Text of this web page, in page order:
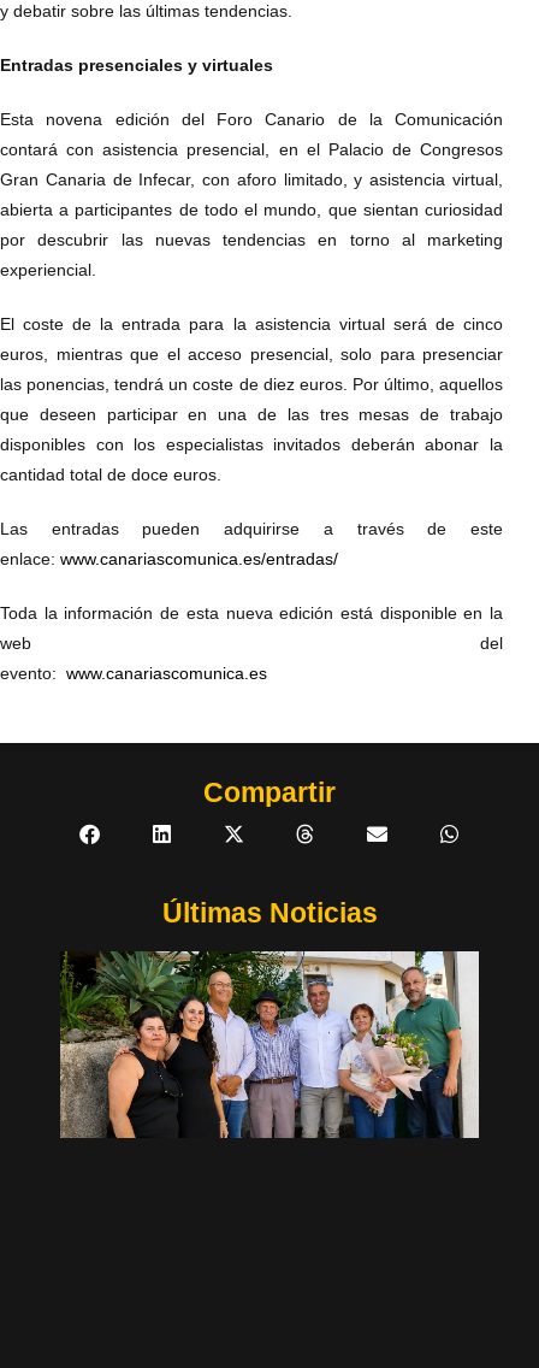
y debatir sobre las últimas tendencias.
Entradas presenciales y virtuales
Esta novena edición del Foro Canario de la Comunicación
contará con asistencia presencial, en el Palacio de Congresos
Gran Canaria de Infecar, con aforo limitado, y asistencia virtual,
abierta a participantes de todo el mundo, que sientan curiosidad
por descubrir las nuevas tendencias en torno al marketing
experiencial.
El coste de la entrada para la asistencia virtual será de cinco
euros, mientras que el acceso presencial, solo para presenciar
las ponencias, tendrá un coste de diez euros. Por último, aquellos
que deseen participar en una de las tres mesas de trabajo
disponibles con los especialistas invitados deberán abonar la
cantidad total de doce euros.
Las entradas pueden adquirirse a través de este
enlace: www.canariascomunica.es/entradas/
Toda la información de esta nueva edición está disponible en la
web del
evento: www.canariascomunica.es
Compartir
Últimas Noticias